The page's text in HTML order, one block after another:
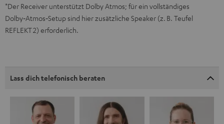
*Der Receiver unterstützt Dolby Atmos; für ein vollständiges
Dolby‑Atmos‑Setup sind hier zusätzliche Speaker (z. B. Teufel
REFLEKT 2) erforderlich.
Lass dich telefonisch beraten